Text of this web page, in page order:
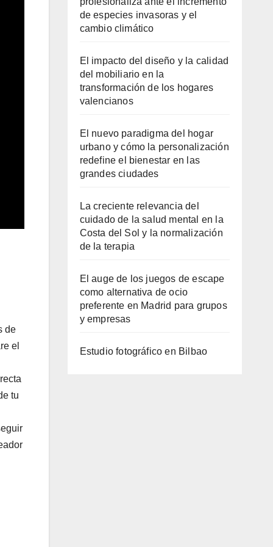
de
el
tu
de especies invasoras y el
cambio climático
El impacto del diseño y la calidad
del mobiliario en la
transformación de los hogares
valencianos
El nuevo paradigma del hogar
urbano y cómo la personalización
redefine el bienestar en las
grandes ciudades
La creciente relevancia del
cuidado de la salud mental en la
Costa del Sol y la normalización
de la terapia
El auge de los juegos de escape
como alternativa de ocio
preferente en Madrid para grupos
y empresas
Estudio fotográfico en Bilbao